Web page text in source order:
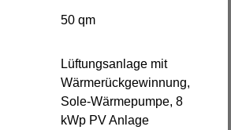
50 qm
Lüftungsanlage mit
Wärmerückgewinnung,
Sole-Wärmepumpe, 8
kWp PV Anlage